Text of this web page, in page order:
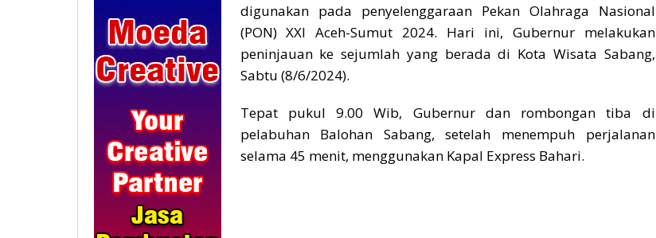
digunakan pada penyelenggaraan Pekan Olahraga Nasional
(PON) XXI Aceh-Sumut 2024. Hari ini, Gubernur melakukan
peninjauan ke sejumlah yang berada di Kota Wisata Sabang,
Sabtu (8/6/2024).
Tepat pukul 9.00 Wib, Gubernur dan rombongan tiba di
pelabuhan Balohan Sabang, setelah menempuh perjalanan
selama 45 menit, menggunakan Kapal Express Bahari.